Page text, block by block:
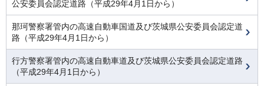
公安委員会認定道路（平成29年4月1日から）
那珂警察署管内の高速自動車国道及び茨城県公安委員会認定道
路（平成29年4月1日から）
行方警察署管内の高速自動車道及び茨城県公安委員会認定道路
（平成29年4月1日から）